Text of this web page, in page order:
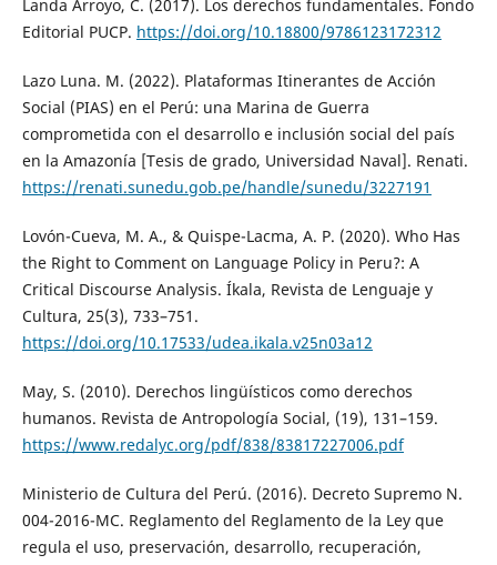
Landa Arroyo, C. (2017). Los derechos fundamentales. Fondo
Editorial PUCP. https://doi.org/10.18800/9786123172312
Lazo Luna. M. (2022). Plataformas Itinerantes de Acción
Social (PIAS) en el Perú: una Marina de Guerra
comprometida con el desarrollo e inclusión social del país
en la Amazonía [Tesis de grado, Universidad Naval]. Renati.
https://renati.sunedu.gob.pe/handle/sunedu/3227191
Lovón-Cueva, M. A., & Quispe-Lacma, A. P. (2020). Who Has
the Right to Comment on Language Policy in Peru?: A
Critical Discourse Analysis. Íkala, Revista de Lenguaje y
Cultura, 25(3), 733–751.
https://doi.org/10.17533/udea.ikala.v25n03a12
May, S. (2010). Derechos lingüísticos como derechos
humanos. Revista de Antropología Social, (19), 131–159.
https://www.redalyc.org/pdf/838/83817227006.pdf
Ministerio de Cultura del Perú. (2016). Decreto Supremo N.
004-2016-MC. Reglamento del Reglamento de la Ley que
regula el uso, preservación, desarrollo, recuperación,